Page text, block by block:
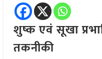
शुष्क एवं सूखा
तकनीकी